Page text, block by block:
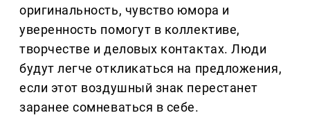
оригинальность, чувство юмора и
уверенность помогут в коллективе,
творчестве и деловых контактах. Люди
будут легче откликаться на предложения,
если этот воздушный знак перестанет
заранее сомневаться в себе.